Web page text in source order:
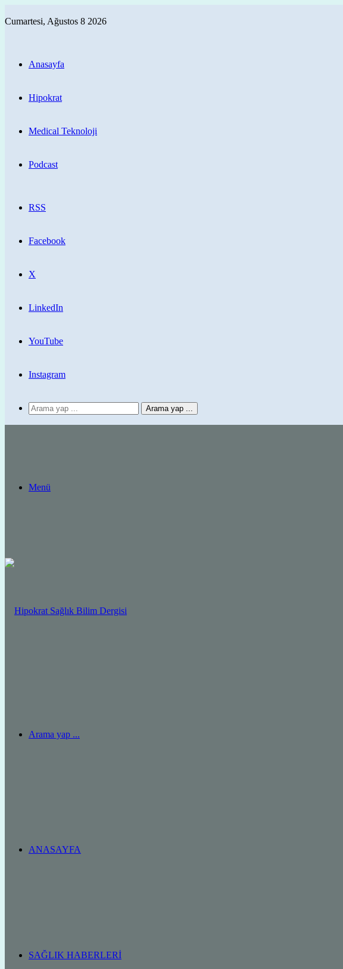
Cumartesi, Ağustos 8 2026
Anasayfa
Hipokrat
Medical Teknoloji
Podcast
RSS
Facebook
X
LinkedIn
YouTube
Instagram
Arama yap ...
Menü
Arama yap ...
ANASAYFA
SAĞLIK HABERLERI